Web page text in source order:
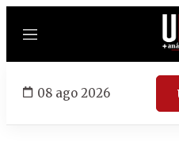
Menú
08 ago 2026